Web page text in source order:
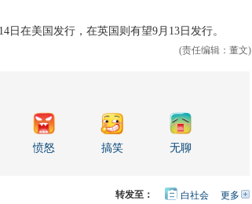
在美国发行，在英国则有望9月13日发行。
(责任编辑：董文)
愤怒 搞笑 无聊
更多开
转发至： 白社会